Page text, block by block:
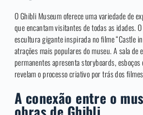
O Ghibli Museum oferece uma variedade de
que encantam visitantes de todas as idades.
escultura gigante inspirada no filme “Castle
atrações mais populares do museu. A sala de
permanentes apresenta storyboards, esboços
revelam o processo criativo por trás dos
A conexão entre o